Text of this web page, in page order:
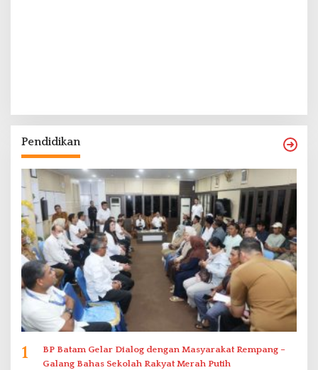
Pendidikan
1
BP Batam Gelar Dialog dengan Masyarakat Rempang –
Galang Bahas Sekolah Rakyat Merah Putih